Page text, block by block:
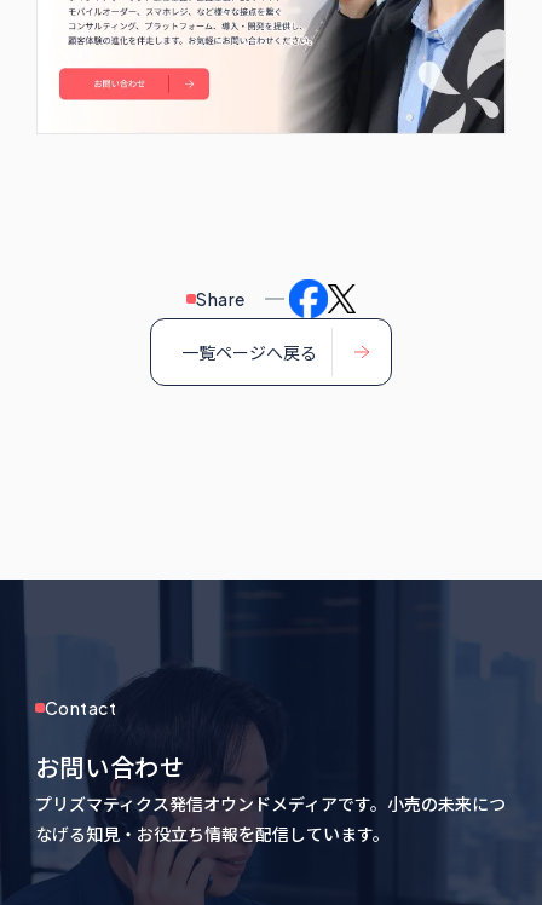
Share
一覧ページへ戻る
Contact
お問い合わせ
プリズマティクス発信オウンドメディアです。小売の未来につ
なげる知見・お役立ち情報を配信しています。